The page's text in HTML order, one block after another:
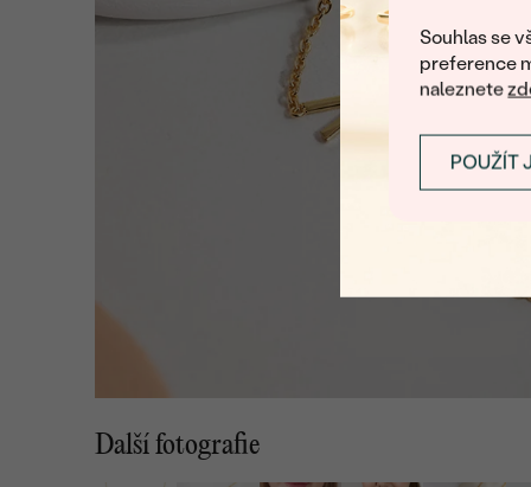
Souhlas se
preference
naleznete
POUŽÍT
Další fotografie